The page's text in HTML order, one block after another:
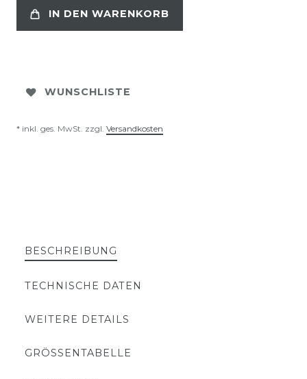
IN DEN WARENKORB
WUNSCHLISTE
* inkl. ges. MwSt. zzgl. Versandkosten
BESCHREIBUNG
TECHNISCHE DATEN
WEITERE DETAILS
GRÖSSENTABELLE